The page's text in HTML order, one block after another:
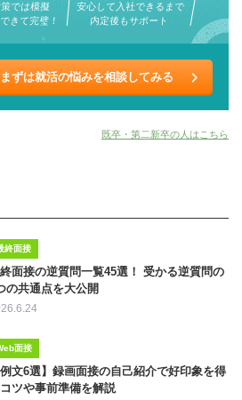
では模擬
きて完璧！
安心して入社できるまで
内定後もサポート
まずは就活の悩みを相談してみる
既卒・第二新卒の人はこちら
終面接
面接の逆質問一覧45選！ 受かる逆質問の
の共通点を大公開
面接
例文6選】録画面接の自己紹介で好印象を得
ツや事前準備を解説